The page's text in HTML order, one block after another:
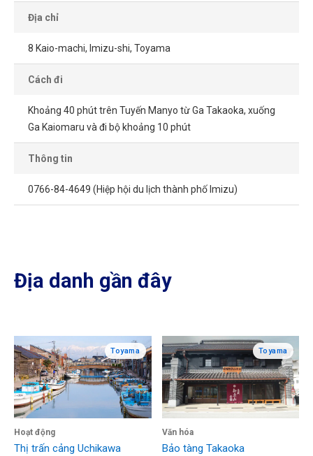
Địa chỉ
8 Kaio-machi, Imizu-shi, Toyama
Cách đi
Khoảng 40 phút trên Tuyến Manyo từ Ga Takaoka, xuống
Ga Kaiomaru và đi bộ khoảng 10 phút
Thông tin
0766-84-4649 (Hiệp hội du lịch thành phố Imizu)
Địa danh gần đây
Toyama
Hoạt động
Thị trấn cảng Uchikawa
Toyama
Văn hóa
Bảo tàng Takaoka